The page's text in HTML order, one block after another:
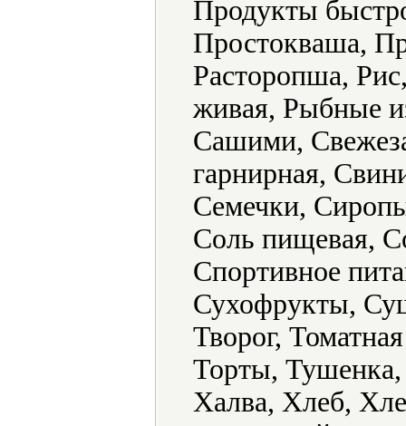
Продукты
Простокваша,
Расторопша,
живая, Рыбные
Сашими,
гарнирная,
Семечки,
Соль пищевая,
Спортивное
Сухофрукты,
Творог,
Торты,
Халва, Хлеб,